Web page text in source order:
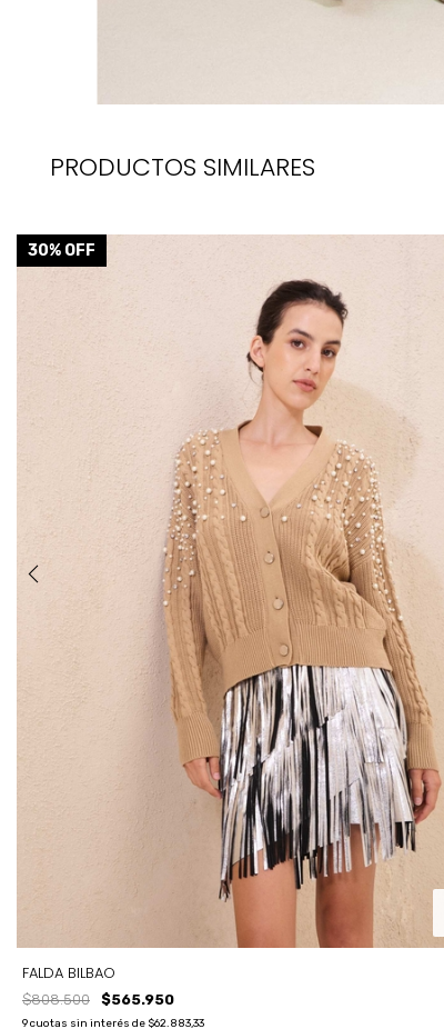
PRODUCTOS SIMILARES
30% OFF
FALDA BILBAO
$808.500 $565.950
9cuotas sin interés de $62.883,33